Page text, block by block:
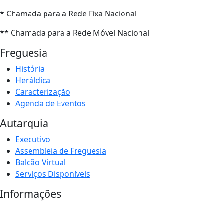
* Chamada para a Rede Fixa Nacional
** Chamada para a Rede Móvel Nacional
Freguesia
História
Heráldica
Caracterização
Agenda de Eventos
Autarquia
Executivo
Assembleia de Freguesia
Balcão Virtual
Serviços Disponíveis
Informações